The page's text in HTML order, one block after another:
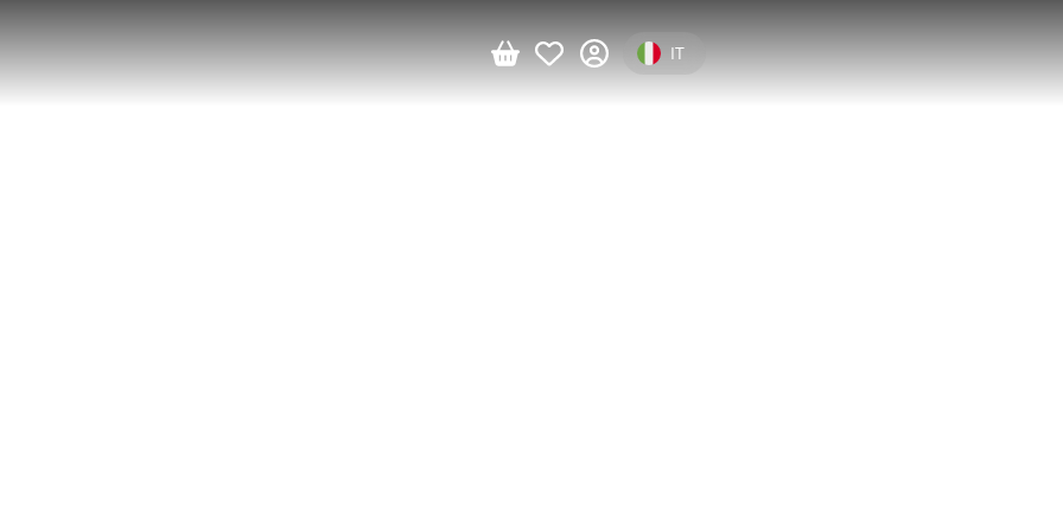
Select your language
IT